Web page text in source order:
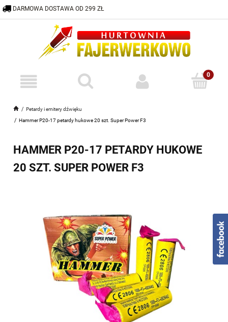
Petardy i emitery dźwięku
Hammer P20-17 petardy hukowe 20 szt. Super Power F3
DARMOWA DOSTAWA OD 299 ZŁ
HURTOWNIA@FAJERWERKOWO.PL
HAMMER P20-17 PETARDY HUKOWE
20 SZT. SUPER POWER F3